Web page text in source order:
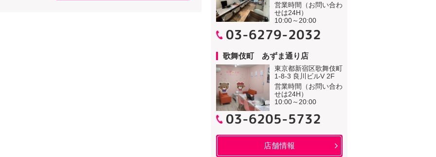
営業時間（お問い合わ
せは24H）
10:00～20:00
03-6279-2032
歌舞伎町 あずま通り店
東京都新宿区歌舞伎町
1-8-3 良川ビルV 2F
営業時間（お問い合わ
せは24H）
10:00～20:00
03-6205-5732
店舗情報